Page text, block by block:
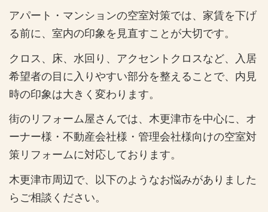
アパート・マンションの空室対策では、家賃を下げ
る前に、室内の印象を見直すことが大切です。
クロス、床、水回り、アクセントクロスなど、入居
希望者の目に入りやすい部分を整えることで、内見
時の印象は大きく変わります。
街のリフォーム屋さんでは、木更津市を中心に、オ
ーナー様・不動産会社様・管理会社様向けの空室対
策リフォームに対応しております。
木更津市周辺で、以下のようなお悩みがありました
らご相談ください。